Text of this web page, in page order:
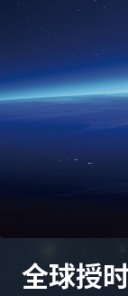
全球授